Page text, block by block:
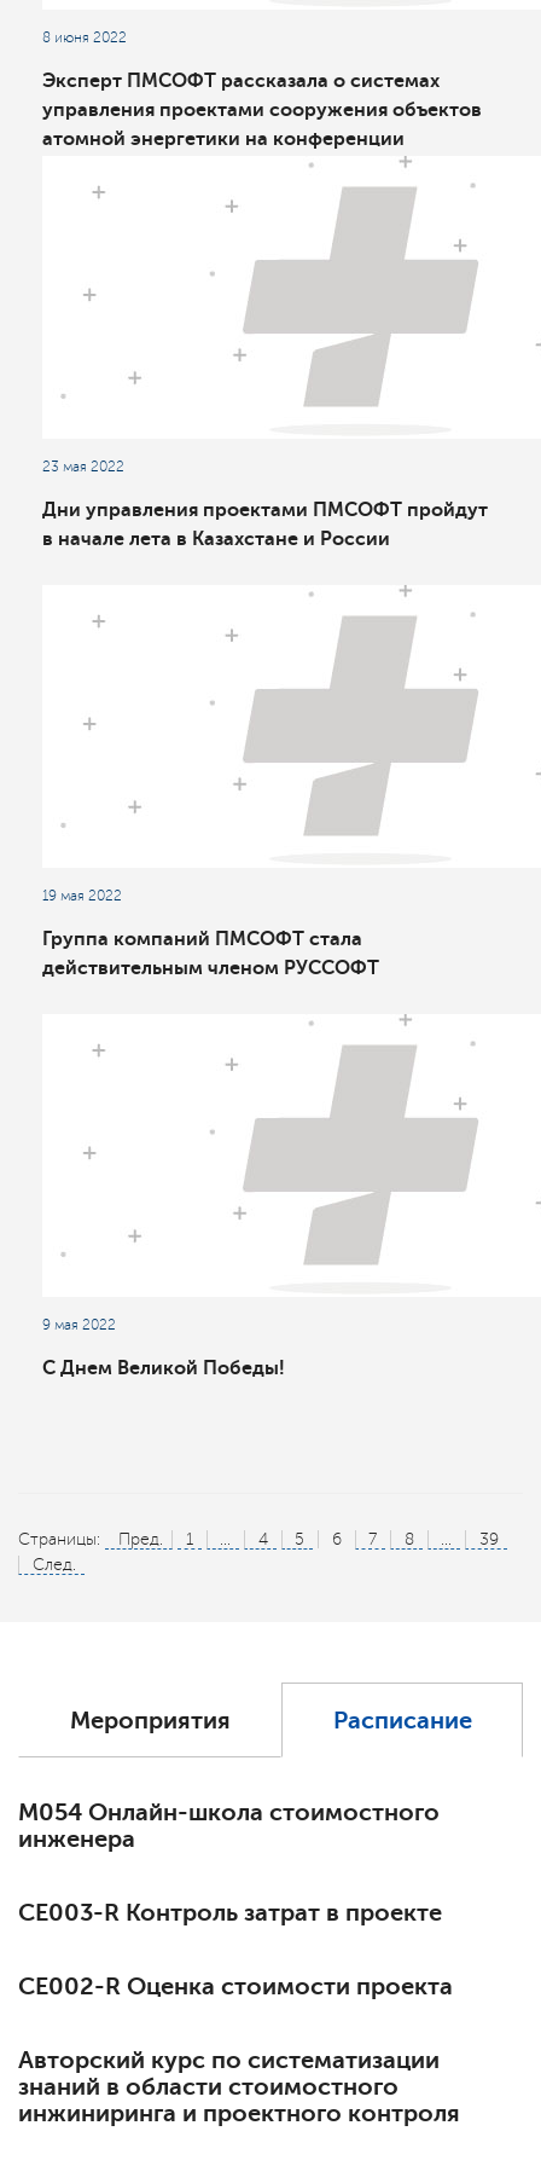
8 июня 2022
Эксперт ПМСОФТ рассказала о системах
управления проектами сооружения объектов
атомной энергетики на конференции
23 мая 2022
Дни управления проектами ПМСОФТ пройдут
в начале лета в Казахстане и России
19 мая 2022
Группа компаний ПМСОФТ стала
действительным членом РУССОФТ
9 мая 2022
С Днем Великой Победы!
Страницы: Пред. 1 ... 4 5 6 7 8 ...
39
След.
Мероприятия Расписание
М054 Онлайн-школа стоимостного
инженера
СЕ003-R Контроль затрат в проекте
СЕ002-R Оценка стоимости проекта
Авторский курс по систематизации
знаний в области стоимостного
инжиниринга и проектного контроля